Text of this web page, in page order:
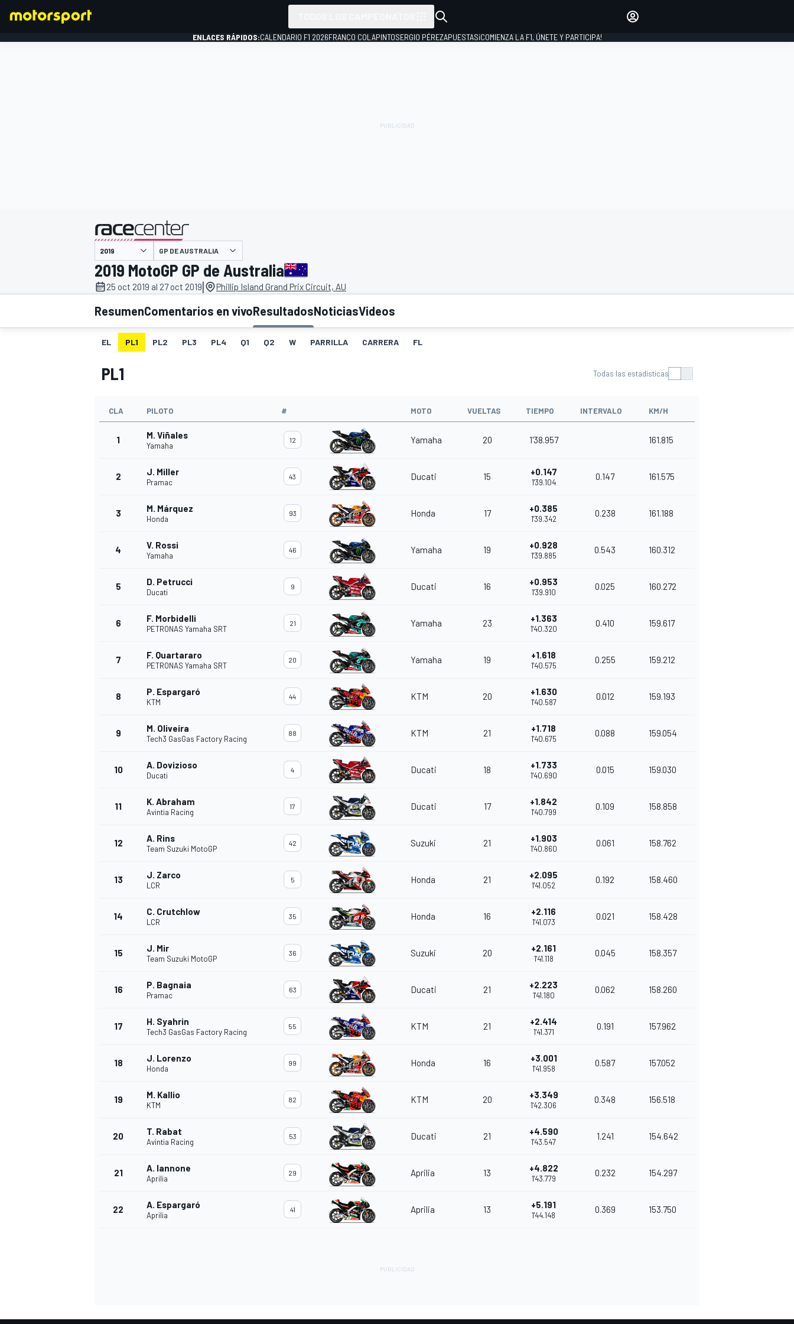
INDYCAR
FÓRMULA E
INICIAR SESIÓN
ENLACES RÁPIDOS:CALENDARIO F1 2026FRANCO COLAPINTOSERGIO PÉREZAPUESTAS¡COMIENZA LA F1, ÚNETE Y PARTICIPA!
presentado por
GP DE AUSTRALIA
2019 MotoGP GP de Australia
25 oct 2019 al 27 oct 2019| Phillip Island Grand Prix Circuit, AU
ResumenComentarios en vivoResultadosNoticiasVideos
EL PL1 PL2 PL3 PL4 Q1 Q2 W PARRILLA CARRERA FL
PL1 Todas las estadísticas
CLA PILOTO # MOTO VUELTAS TIEMPO INTERVALO KM/H
1 M. Viñales
Yamaha
12 Yamaha 20 1'38.957 161.815
2 J. Miller
Pramac
43 Ducati 15 +0.147
1'39.104
0.147 161.575
3 M. Márquez
Honda
93 Honda 17 +0.385
1'39.342
0.238 161.188
4 V. Rossi
Yamaha
46 Yamaha 19 +0.928
1'39.885
0.543 160.312
5 D. Petrucci
Ducati
9 Ducati 16 +0.953
1'39.910
0.025 160.272
6 F. Morbidelli
PETRONAS Yamaha SRT
21 Yamaha 23 +1.363
1'40.320
0.410 159.617
7 F. Quartararo
PETRONAS Yamaha SRT
20 Yamaha 19 +1.618
1'40.575
0.255 159.212
8 P. Espargaró
KTM
44 KTM 20 +1.630
1'40.587
0.012 159.193
9 M. Oliveira
Tech3 GasGas Factory Racing
88 KTM 21 +1.718
1'40.675
0.088 159.054
10 A. Dovizioso
Ducati
4 Ducati 18 +1.733
1'40.690
0.015 159.030
11 K. Abraham
Avintia Racing
17 Ducati 17 +1.842
1'40.799
0.109 158.858
12 A. Rins
Team Suzuki MotoGP
42 Suzuki 21 +1.903
1'40.860
0.061 158.762
13 J. Zarco
LCR
5 Honda 21 +2.095
1'41.052
0.192 158.460
14 C. Crutchlow
LCR
35 Honda 16 +2.116
1'41.073
0.021 158.428
15 J. Mir
Team Suzuki MotoGP
36 Suzuki 20 +2.161
1'41.118
0.045 158.357
16 P. Bagnaia
Pramac
63 Ducati 21 +2.223
1'41.180
0.062 158.260
17 H. Syahrin
Tech3 GasGas Factory Racing
55 KTM 21 +2.414
1'41.371
0.191 157.962
18 J. Lorenzo
Honda
99 Honda 16 +3.001
1'41.958
0.587 157.052
19 M. Kallio
KTM
82 KTM 20 +3.349
1'42.306
0.348 156.518
20 T. Rabat
Avintia Racing
53 Ducati 21 +4.590
1'43.547
1.241 154.642
21 A. Iannone
Aprilia
29 Aprilia 13 +4.822
1'43.779
0.232 154.297
22 A. Espargaró
Aprilia
41 Aprilia 13 +5.191
1'44.148
0.369 153.750